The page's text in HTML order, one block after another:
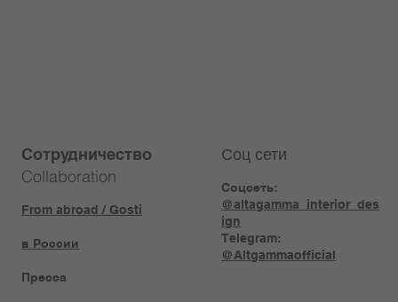
Сотрудничество
Collaboration
From abroad / Gosti
в России
Пресса
Соц сети
Соцсеть:
@altagamma_interior_des
ign
Telegram:
@Altgammaofficial